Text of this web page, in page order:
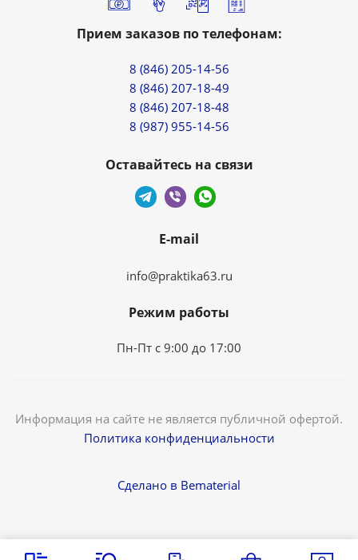
Прием заказов по телефонам:
8 (846) 205-14-56
8 (846) 207-18-49
8 (846) 207-18-48
8 (987) 955-14-56
Оставайтесь на связи
E-mail
info@praktika63.ru
Режим работы
Пн-Пт с 9:00 до 17:00
Информация на сайте не является публичной офертой.
Политика конфиденциальности
Сделано в Bematerial